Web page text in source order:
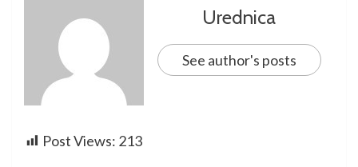
Urednica
See author's posts
Post Views: 213